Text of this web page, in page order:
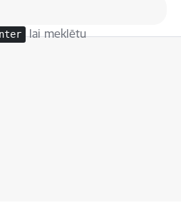
lai meklētu